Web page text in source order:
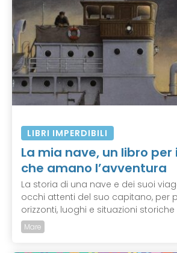
LIBRI IMPERDIBILI
La mia nave, un libro per
che amano l’avventura
La storia di una nave e dei suoi
occhi attenti del suo capitano, per
orizzonti, luoghi e situazioni storiche
Mare